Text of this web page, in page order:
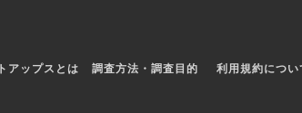
アップスとは 調査方法・調査目的 利用規約につい